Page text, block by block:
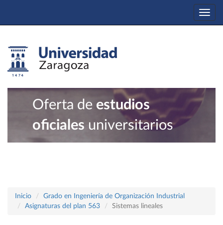
Oferta de estudios
oficiales universitarios
Inicio
Grado en Ingeniería de Organización Industrial
Asignaturas del plan 563
Sistemas lineales